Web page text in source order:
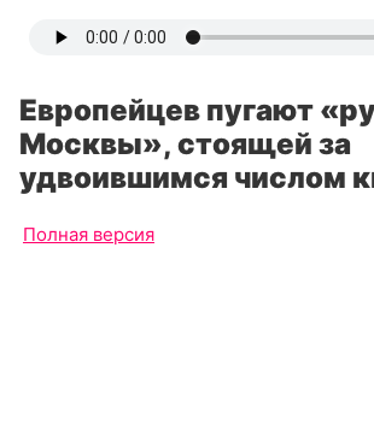
Европейцев пугают
Москвы», стоящей за
удвоившимся числом
Полная версия